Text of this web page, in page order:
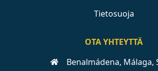
Tietosuoja
OTA YHTEYTTÄ
Benalmádena, Málaga,